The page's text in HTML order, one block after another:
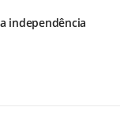
independência